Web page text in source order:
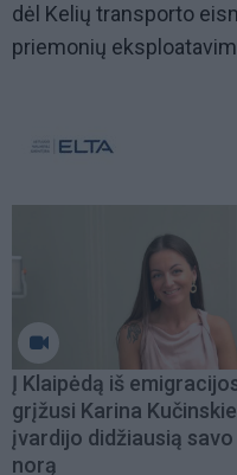
dėl Kelių transporto
priemonių
Į Klaipėdą iš
grįžusi Karina
įvardijo didžiausią savo
norą